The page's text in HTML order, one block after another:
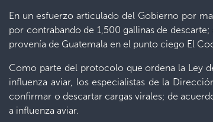
En un esfuerzo articulado del Gobierno por
por contrabando de 1,500 gallinas de
provenía de Guatemala en el punto ciego El
Como parte del protocolo que ordena la Ley
influenza aviar, los especialistas de la
confirmar o descartar cargas virales; de
a influenza aviar.